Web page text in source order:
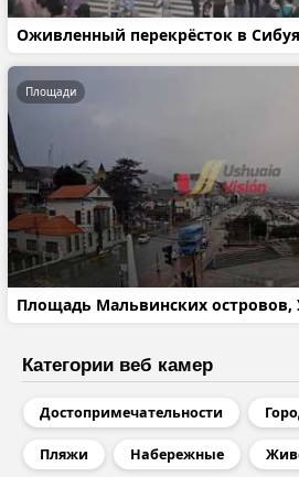
Оживленный перекрёсток в
Площадь Мальвинских островов,
Площади
Категории веб камер
Достопримечательности
Пляжи Набережные